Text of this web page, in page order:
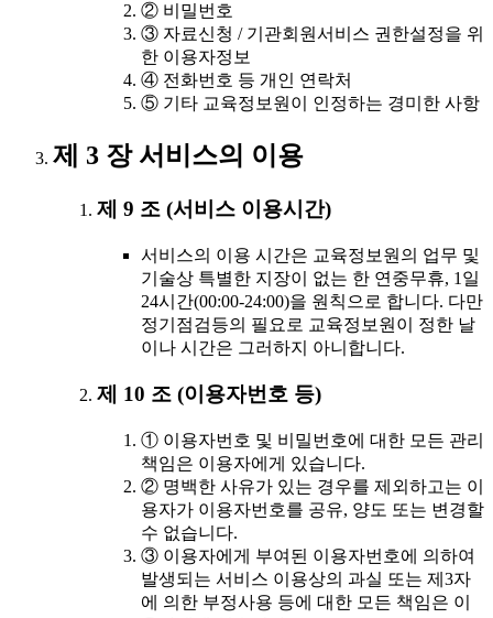
② 비밀번호
③ 자료신청 / 기관회원서비스 권한설정을 위
한 이용자정보
④ 전화번호 등 개인 연락처
⑤ 기타 교육정보원이 인정하는 경미한 사항
제 3 장 서비스의 이용
제 9 조 (서비스 이용시간)
서비스의 이용 시간은 교육정보원의 업무 및
기술상 특별한 지장이 없는 한 연중무휴, 1일
24시간(00:00-24:00)을 원칙으로 합니다. 다만
정기점검등의 필요로 교육정보원이 정한 날
이나 시간은 그러하지 아니합니다.
제 10 조 (이용자번호 등)
① 이용자번호 및 비밀번호에 대한 모든 관리
책임은 이용자에게 있습니다.
② 명백한 사유가 있는 경우를 제외하고는 이
용자가 이용자번호를 공유, 양도 또는 변경할
수 없습니다.
③ 이용자에게 부여된 이용자번호에 의하여
발생되는 서비스 이용상의 과실 또는 제3자
에 의한 부정사용 등에 대한 모든 책임은 이